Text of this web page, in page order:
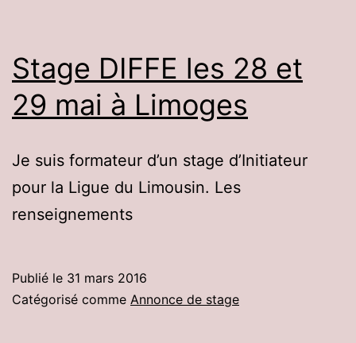
Stage DIFFE les 28 et
29 mai à Limoges
Je suis formateur d’un stage d’Initiateur
pour la Ligue du Limousin. Les
renseignements
Publié le 31 mars 2016
Catégorisé comme Annonce de stage